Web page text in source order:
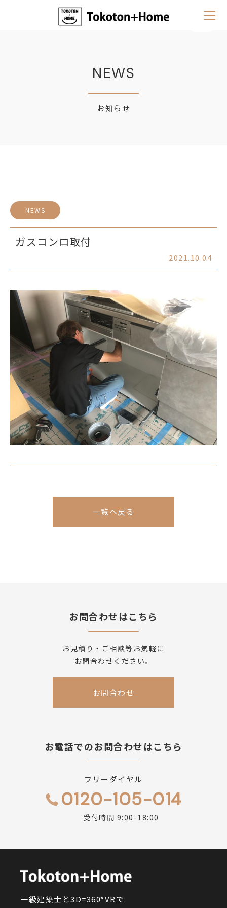
NEWS
お知らせ
NEWS
ガスコンロ取付
2021.10.04
一覧へ戻る
お問合わせはこちら
お見積り・ご相談等お気軽に
お問合わせください。
お問合わせ
お電話でのお問合わせはこちら
フリーダイヤル
0120-105-014
受付時間 9:00-18:00
一級建築士と3D=360°VRで